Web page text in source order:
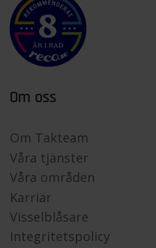
Om oss
Om Takteam
Våra tjänster
Våra områden
Karriär
Visselblåsare
Integritetspolicy